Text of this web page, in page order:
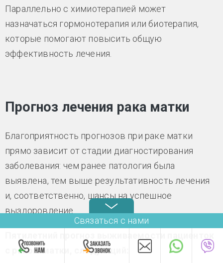
Параллельно с химиотерапией может
назначаться гормонотерапия или биотерапия,
которые помогают повысить общую
эффективность лечения.
Прогноз лечения рака матки
Благоприятность прогнозов при раке матки
прямо зависит от стадии диагностирования
заболевания: чем ранее патология была
выявлена, тем выше результативность лечения
и, соответственно, шансы на успешное
выздоровление.
с раком матки, следующий:
Связаться с нами